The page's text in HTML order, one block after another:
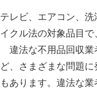
テレビ、エアコン、
イクル法の対象品目
違法な不用品回収業
ど、さまざまな問題
もあります。違法な